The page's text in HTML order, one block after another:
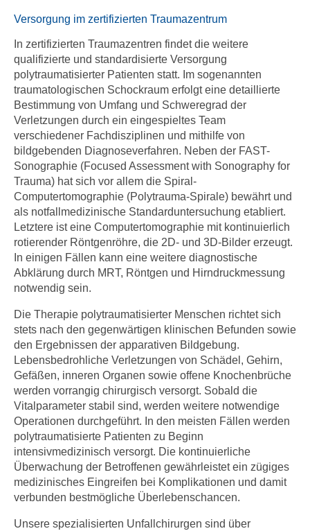
Versorgung im zertifizierten Traumazentrum
In zertifizierten Traumazentren findet die weitere
qualifizierte und standardisierte Versorgung
polytraumatisierter Patienten statt. Im sogenannten
traumatologischen Schockraum erfolgt eine detaillierte
Bestimmung von Umfang und Schweregrad der
Verletzungen durch ein eingespieltes Team
verschiedener Fachdisziplinen und mithilfe von
bildgebenden Diagnoseverfahren. Neben der FAST-
Sonographie (Focused Assessment with Sonography for
Trauma) hat sich vor allem die Spiral-
Computertomographie (Polytrauma-Spirale) bewährt und
als notfallmedizinische Standarduntersuchung etabliert.
Letztere ist eine Computertomographie mit kontinuierlich
rotierender Röntgenröhre, die 2D- und 3D-Bilder erzeugt.
In einigen Fällen kann eine weitere diagnostische
Abklärung durch MRT, Röntgen und Hirndruckmessung
notwendig sein.
Die Therapie polytraumatisierter Menschen richtet sich
stets nach den gegenwärtigen klinischen Befunden sowie
den Ergebnissen der apparativen Bildgebung.
Lebensbedrohliche Verletzungen von Schädel, Gehirn,
Gefäßen, inneren Organen sowie offene Knochenbrüche
werden vorrangig chirurgisch versorgt. Sobald die
Vitalparameter stabil sind, werden weitere notwendige
Operationen durchgeführt. In den meisten Fällen werden
polytraumatisierte Patienten zu Beginn
intensivmedizinisch versorgt. Die kontinuierliche
Überwachung der Betroffenen gewährleistet ein zügiges
medizinisches Eingreifen bei Komplikationen und damit
verbunden bestmögliche Überlebenschancen.
Unsere spezialisierten Unfallchirurgen sind über